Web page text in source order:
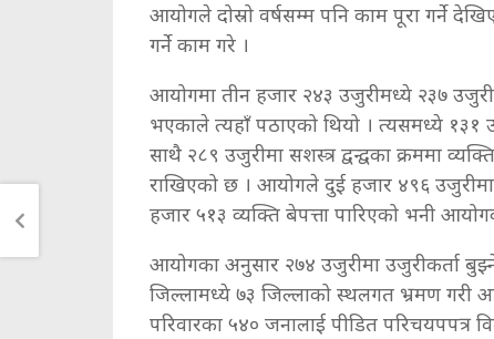
आयोगले दोस्रो वर्षसम्म पनि काम पूरा गर्ने
गर्ने काम गरे ।
आयोगमा तीन हजार २४३ उजुरीमध्ये २३७
भएकाले त्यहाँ पठाएको थियो । त्यसमध्ये १३१
साथै २८९ उजुरीमा सशस्त्र द्वन्द्वका क्रममा
राखिएको छ । आयोगले दुई हजार ४९६
हजार ५१३ व्यक्ति बेपत्ता पारिएको भनी
आयोगका अनुसार २७४ उजुरीमा उजुरीकर्ता
जिल्लामध्ये ७३ जिल्लाको स्थलगत भ्रमण
परिवारका ५४० जनालाई पीडित